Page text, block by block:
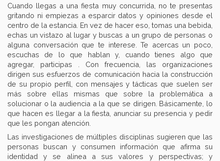
Cuando llegas a una fiesta muy concurrida, no te presentas
gritando ni empiezas a esparcir datos y opiniones desde el
centro de la estancia. En vez de hacer eso, tomas una bebida,
echas un vistazo al lugar y buscas a un grupo de personas o
alguna conversación que te interese. Te acercas un poco,
escuchas de lo que hablan y, cuando tienes algo que
agregar, participas . Con frecuencia, las organizaciones
dirigen sus esfuerzos de comunicación hacia la construcción
de su propio perfil, con mensajes y tácticas que suelen ser
más sobre ellas mismas que sobre la problemática a
solucionar o la audiencia a la que se dirigen. Básicamente, lo
que hacen es llegar a la fiesta, anunciar su presencia y pedir
que les pongan atención.
Las investigaciones de múltiples disciplinas sugieren que las
personas buscan y consumen información que afirma su
identidad y se alinea a sus valores y perspectivas; y